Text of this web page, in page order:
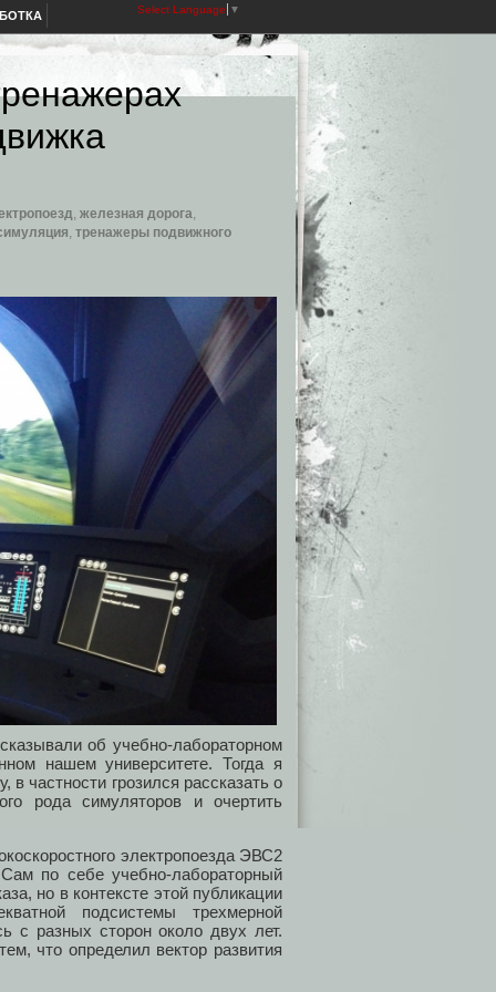
Select Language ▼
, железная дорога,
, тренажеры подвижного
об учебно-лабораторном
нашем университете. Тогда я
частности грозился рассказать о
рода симуляторов и очертить
электропоезда ЭВС2
по себе учебно-лабораторный
но в контексте этой публикации
подсистемы трехмерной
с разных сторон около двух лет.
что определил вектор развития